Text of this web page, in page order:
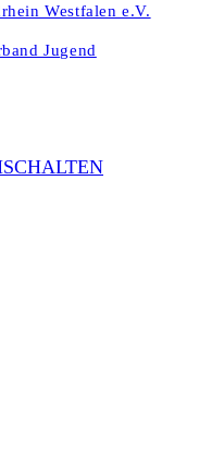
Westfalen e.V.
Jugend